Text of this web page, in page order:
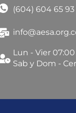
(604) 604 65 93
Lun - Vier 07:00
Sab y Dom -